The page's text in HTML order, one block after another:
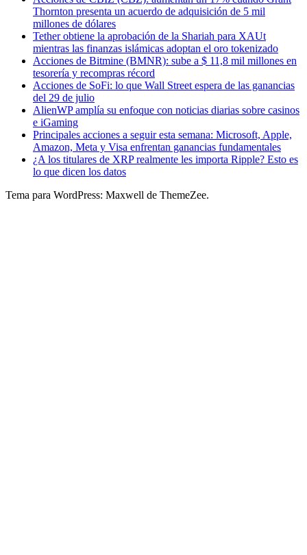
Thornton presenta un acuerdo de adquisición de 5 mil
millones de dólares
Tether obtiene la aprobación de la Shariah para XAUt
mientras las finanzas islámicas adoptan el oro tokenizado
Acciones de Bitmine (BMNR): sube a $ 11,8 mil millones en
tesorería y recompras récord
Acciones de SoFi: lo que Wall Street espera de las ganancias
del 29 de julio
AlienWP amplía su enfoque con noticias diarias sobre casinos
e iGaming
Principales acciones a seguir esta semana: Microsoft, Apple,
Amazon, Meta y Visa enfrentan ganancias fundamentales
¿A los titulares de XRP realmente les importa Ripple? Esto es
lo que dicen los datos
Tema para WordPress: Maxwell de ThemeZee.